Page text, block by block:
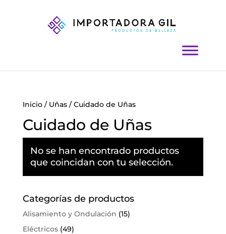
Inicio/ Uñas/ Cuidado de Uñas
Cuidado de Uñas
No se han encontrado productos
que coincidan con tu selección.
Categorías de productos
Alisamiento y Ondulación (15)
Eléctricos (49)